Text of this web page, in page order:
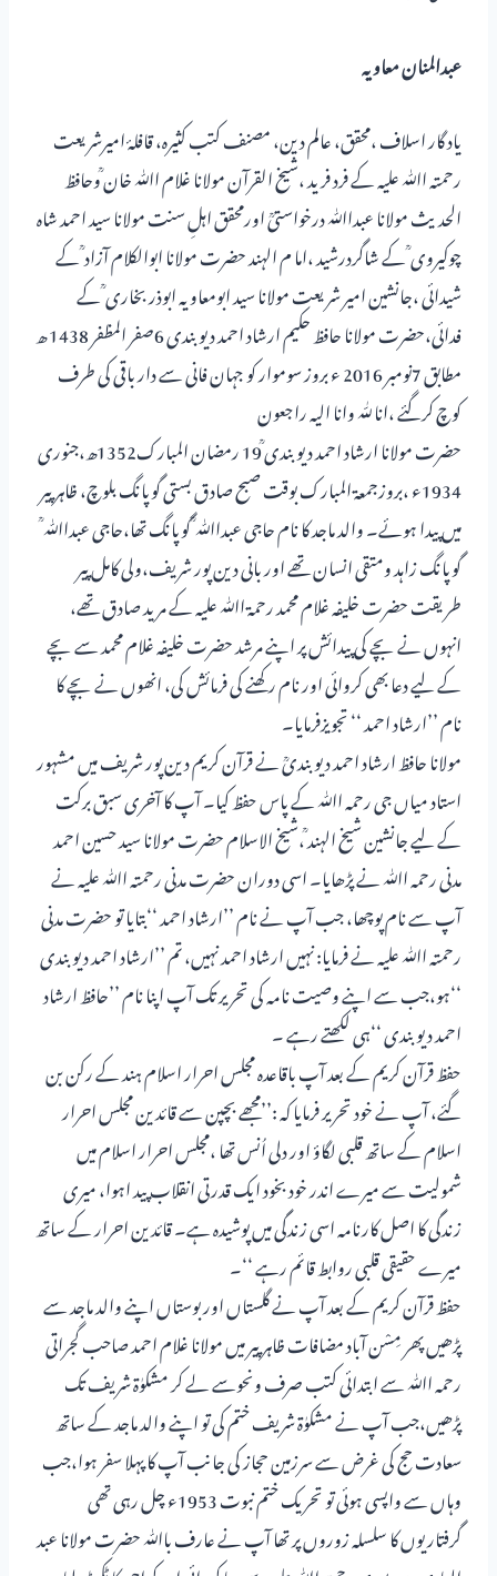
عبدالمنان معاویہ
یاد گار اسلاف ،محقق، عالم دین، مصنف کتب کثیرہ، قافلۂ امیرشریعت
رحمتہ اﷲ علیہ کے فرد فرید ،شیخ القرآن مولانا غلام اﷲ خان ؒوحافظ
الحدیث مولانا عبداﷲ درخواستیؒ اورمحقق اہلِ سنت مولانا سید احمد شاہ
چوکیروی ؒ کے شاگردرشید ،اما م الہند حضرت مولانا ابوالکلام آزاد ؒ کے
شیدائی ،جانشین امیر شریعت مولانا سید ابومعاویہ ابوذر بخاری ؒ کے
فدائی،حضرت مولانا حافظ حکیم ارشاد احمد دیوبندی 6صفر المظفر 1438 ھ
مطابق 7نومبر 2016 ء بروز سوموار کو جہان فانی سے دار باقی کی طرف
کوچ کرگئے ،انا للّٰہ وانا الیہ راجعون
حضرت مولانا ارشاد احمد دیوبندی ؒ19 رمضان المبارک1352ھ،جنوری
1934ء ،بروزجمعۃ المبارک بوقت صبح صادق بستی گوپانگ بلوچ، ظاہر پیر
میں پیدا ہوئے۔ والد ماجد کا نام حاجی عبداﷲ ؒ گوپانگ تھا،حاجی عبداﷲ ؒ
گوپانگ زاہد ومتقی انسان تھے اور بانی دین پور شریف،ولی کامل پیر
طریقت حضرت خلیفہ غلام محمد رحمۃ اﷲ علیہ کے مرید صادق تھے،
انہوں نے بچے کی پیدائش پر اپنے مرشد حضرت خلیفہ غلام محمد سے بچے
کے لیے دعا بھی کروائی اور نام رکھنے کی فرمائش کی، انھوں نے بچے کا
نام ’’ارشاد احمد ‘‘ تجویزفرمایا۔
مولانا حافظ ارشاد احمد دیوبندیؒ نے قرآن کریم دین پور شریف میں مشہور
استاد میاں جی رحمہ اﷲ کے پاس حفظ کیا۔ آپ کا آخری سبق برکت
کے لیے جانشین شیخ الہند ؒ،شیخ الاسلام حضرت مولانا سید حسین احمد
مدنی رحمہ اﷲ نے پڑھایا۔ اسی دوران حضرت مدنی رحمتہ اﷲ علیہ نے
آپ سے نام پوچھا، جب آپ نے نام ’’ارشاد احمد ‘‘بتایا تو حضرت مدنی
رحمتہ اﷲ علیہ نے فرمایا: نہیں ارشاد احمد نہیں، تم ’’ارشاد احمد دیوبندی
‘‘ہو،جب سے اپنے وصیت نامہ کی تحریر تک آپ اپنا نام ’’حافظ ارشاد
احمد دیوبندی ‘‘ہی لکھتے رہے ۔
حفظ قرآن کریم کے بعد آپ باقاعدہ مجلس احرار اسلام ہند کے رکن بن
گئے، آپ نے خود تحریر فرمایا کہ :’’مجھے بچپن سے قائدین مجلس احرار
اسلام کے ساتھ قلبی لگاؤ اور دلی اُنس تھا ،مجلس احرار اسلام میں
شمولیت سے میرے اندر خود بخود ایک قدرتی انقلاب پید اہوا، میری
زندگی کا اصل کارنامہ اسی زندگی میں پوشیدہ ہے۔ قائدین احرار کے ساتھ
میرے حقیقی قلبی روابط قائم رہے ‘‘۔
حفظ قرآن کریم کے بعد آپ نے گلستاں اور بوستاں اپنے والد ماجد سے
پڑھیں پھر مِسْن آباد مضافات ظاہر پیر میں مولانا غلام احمد صاحب گجراتی
رحمہ اﷲ سے ابتدائی کتب صرف ونحوسے لے کر مشکوٰۃ شریف تک
پڑھیں،جب آپ نے مشکوٰۃ شریف ختم کی تو اپنے والد ماجد کے ساتھ
سعادت حج کی غرض سے سرزمین حجاز کی جانب آپ کا پہلا سفر ہوا،جب
وہاں سے واپسی ہوئی تو تحریک ختم نبوت 1953ء چل رہی تھی
گرفتاریوں کا سلسلہ زوروں پر تھا آپ نے عارف باﷲ حضرت مولانا عبد